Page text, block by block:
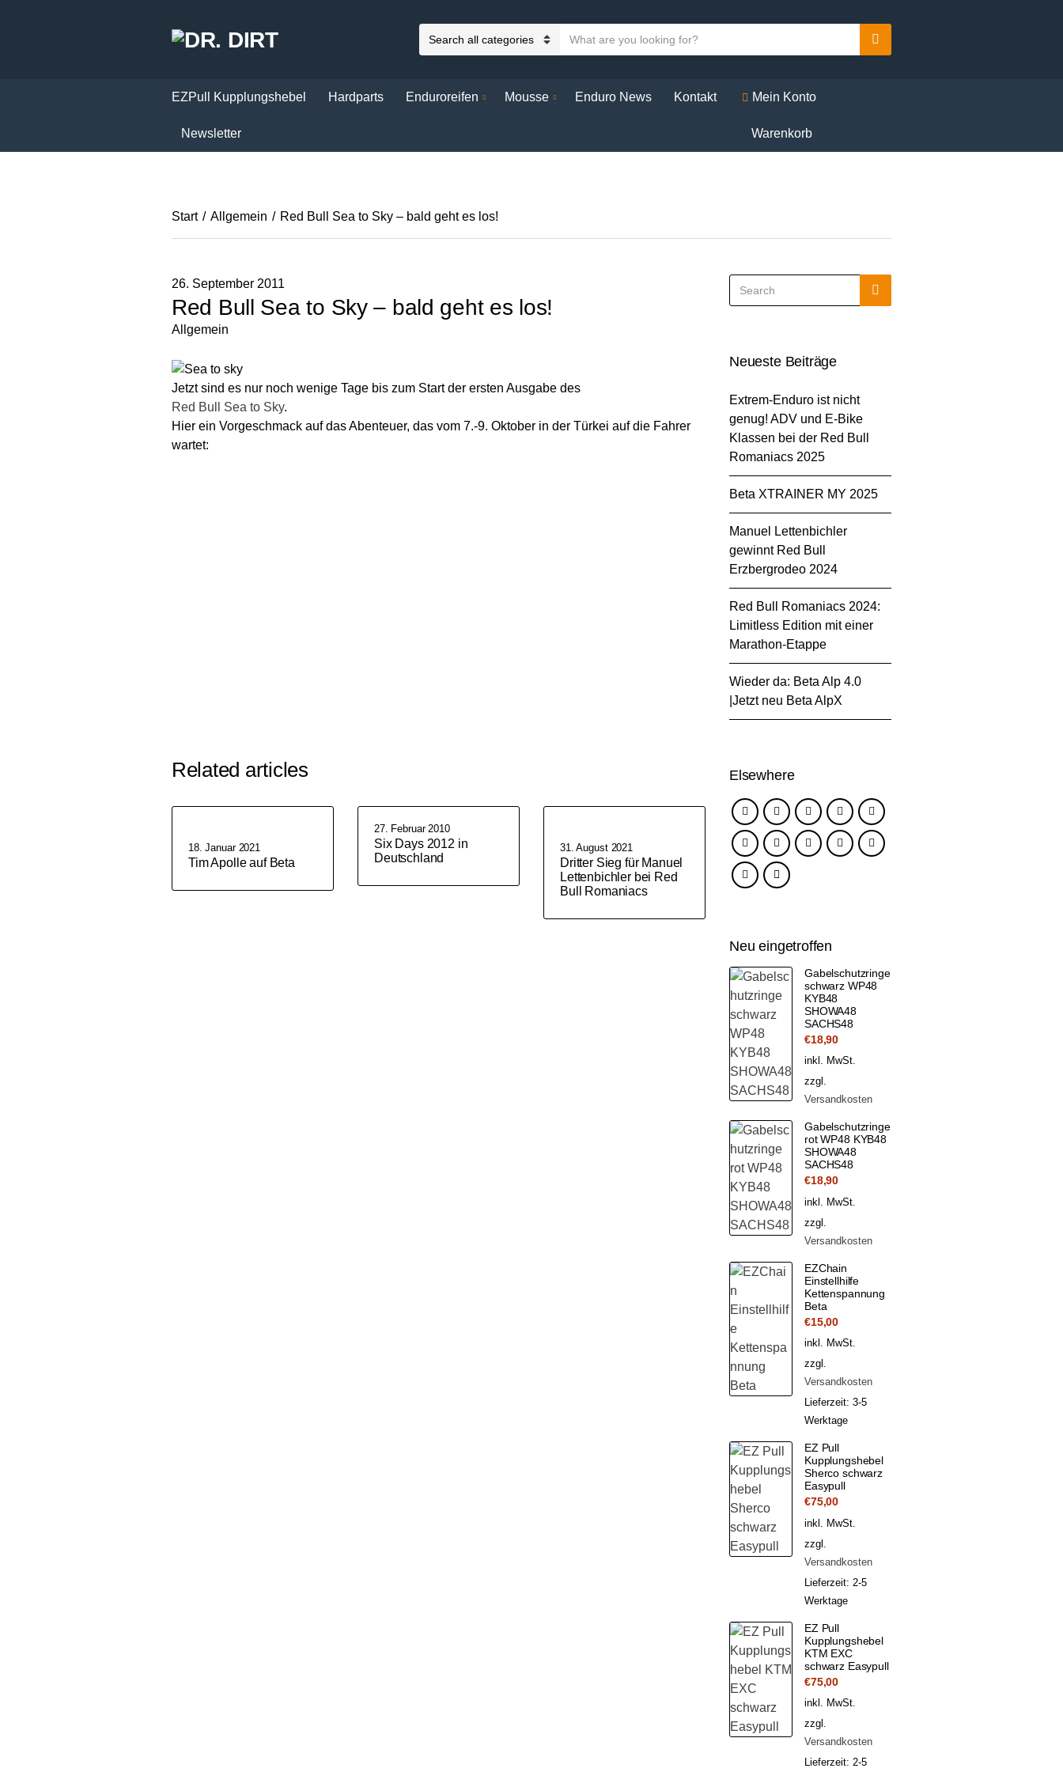
e
a
m
Search
EZPull Kupplungshebel Hardparts Enduroreifen Mousse Enduro News Kontakt
Newsletter
Mein Konto
Warenkorb
Start / Allgemein / Red Bull Sea to Sky – bald geht es los!
26. September 2011
Red Bull Sea to Sky – bald geht es los!
Allgemein
Jetzt sind es nur noch wenige Tage bis zum Start der ersten Ausgabe des
Red Bull Sea to Sky.
Hier ein Vorgeschmack auf das Abenteuer, das vom 7.-9. Oktober in der Türkei auf die Fahrer
wartet:
Related articles
18. Januar 2021
Tim Apolle auf Beta
27. Februar 2010
Six Days 2012 in
Deutschland
31. August 2021
Dritter Sieg für Manuel
Lettenbichler bei Red
Bull Romaniacs
for:
Neueste Beiträge
Extrem-Enduro ist nicht
genug! ADV und E-Bike
Klassen bei der Red Bull
Romaniacs 2025
Beta XTRAINER MY 2025
Manuel Lettenbichler
gewinnt Red Bull
Erzbergrodeo 2024
Red Bull Romaniacs 2024:
Limitless Edition mit einer
Marathon-Etappe
Wieder da: Beta Alp 4.0
|Jetzt neu Beta AlpX
Elsewhere
Neu eingetroffen
Gabelschutzringe
schwarz WP48
KYB48
SHOWA48
SACHS48
€18,90
inkl. MwSt.
zzgl.
Versandkosten
Gabelschutzringe
rot WP48 KYB48
SHOWA48
SACHS48
€18,90
inkl. MwSt.
zzgl.
Versandkosten
EZChain
Einstellhilfe
Kettenspannung
Beta
€15,00
inkl. MwSt.
zzgl.
Versandkosten
Lieferzeit: 3-5
Werktage
EZ Pull
Kupplungshebel
Sherco schwarz
Easypull
€75,00
inkl. MwSt.
zzgl.
Versandkosten
Lieferzeit: 2-5
Werktage
EZ Pull
Kupplungshebel
KTM EXC
schwarz Easypull
€75,00
inkl. MwSt.
zzgl.
Versandkosten
Lieferzeit: 2-5